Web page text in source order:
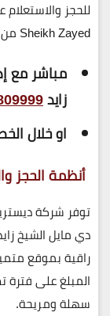
Sheikh Zayed من
مباشر مع
زايد
او خلال
أنظمة الحجز
توفر شركة
دي مايل الشيخ
راقية بموقع
المبلغ على
سهلة ومريحة.